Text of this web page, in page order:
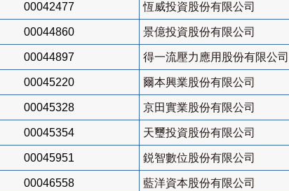
00042477 恆威投資股份有限公司
00044860 景億投資股份有限公司
00044897 得一流壓力應用股份有限公司
00045220 爾本興業股份有限公司
00045328 京田實業股份有限公司
00045354 天璽投資股份有限公司
00045951 鋭智數位股份有限公司
00046558 藍洋資本股份有限公司